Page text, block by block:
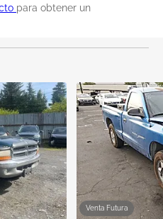
para obtener un
Venta Futura